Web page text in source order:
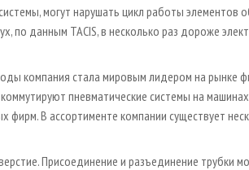
могут нарушать цикл работы элементов
по данным TACIS, в несколько раз дороже
компания стала мировым лидером на рынке
пневматические системы на
фирм. В ассортименте компании существует
Присоединение и разъединение трубки